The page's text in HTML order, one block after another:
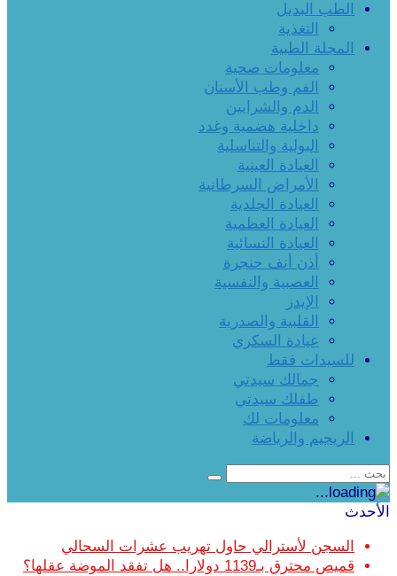
الطب البديل
التغذية
المجلة الطبية
معلومات صحية
الفم وطب الأسنان
الدم والشرايين
داخلية هضمية وغدد
البولية والتناسلية
العيادة العينية
الأمراض السرطانية
العيادة الجلدية
العيادة العظمية
العيادة النسائية
أذن أنف حنجرة
العصبية والنفسية
الإيدز
القلبية والصدرية
عيادة السكري
للسيدات فقط
جمالك سيدتي
طفلك سيدتي
معلومات لك
الريجيم والرياضة
الأحدث
السجن لأسترالي حاول تهريب عشرات السحالي
قميص محترق بـ1139 دولارا.. هل تفقد الموضة عقلها؟